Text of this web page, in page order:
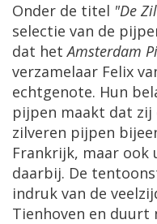
Onder de titel "De
selectie van de
dat hetAmsterdam
verzamelaar Felix
echtgenote. Hun
pijpen maakt dat zij
zilveren pijpen
Frankrijk, maar
daarbij. De
indruk van de
Tienhoven en duurt